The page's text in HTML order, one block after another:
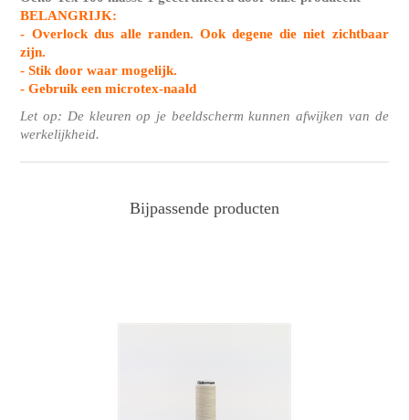
BELANGRIJK:
- Overlock dus alle randen. Ook degene die niet zichtbaar
zijn.
- Stik door waar mogelijk.
- Gebruik een microtex-naald
Let op: De kleuren op je beeldscherm kunnen afwijken van de
werkelijkheid.
Bijpassende producten